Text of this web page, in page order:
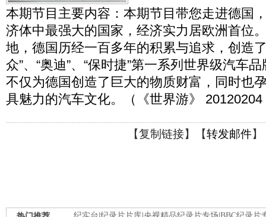
本期节目主要内容：本期节目带您走进德国
济体中最强大的国家，经济实力居欧洲首位
地，德国历经一百多年的积累与追求，创造了
众”、“奥迪”、“保时捷”第一系列世界级汽车
不仅为德国创造了巨大的物质财富，同时也
具魅力的汽车文化。（《世界游》
【复制链接】【转发邮件】